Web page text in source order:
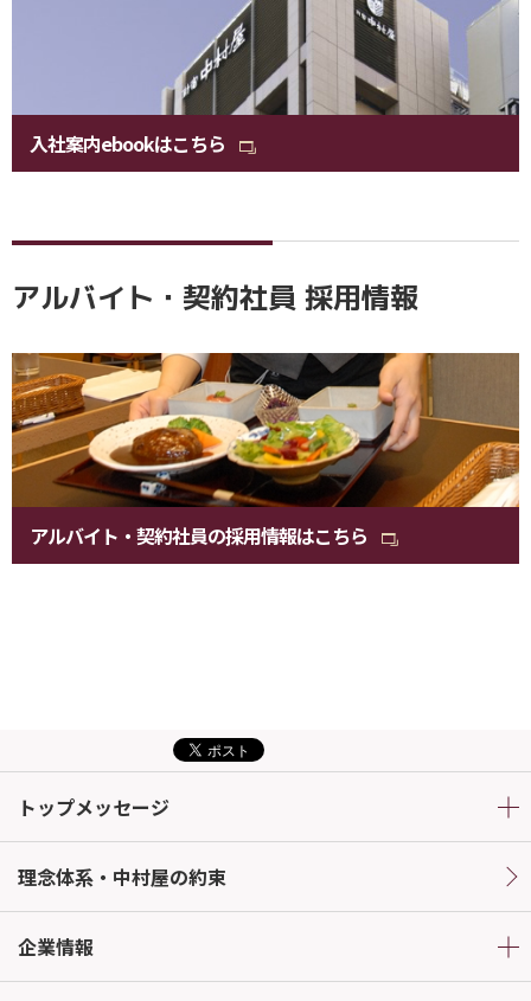
入社案内ebookはこちら
アルバイト・契約社員 採用情報
アルバイト・契約社員の採用情報はこちら
トップメッセージ
理念体系・中村屋の約束
企業情報